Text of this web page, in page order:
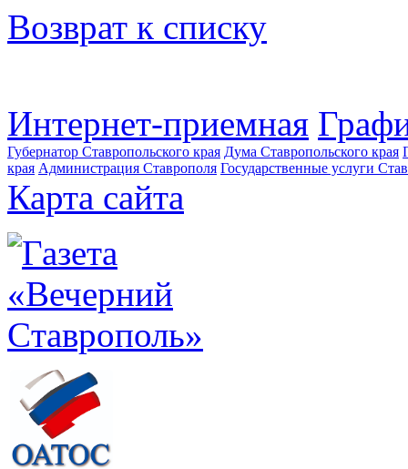
Возврат к списку
Интернет-приемная
Губернатор Ставропольского края Дума Ставропольского края
края Администрация Ставрополя Государственные услуги
Карта сайта